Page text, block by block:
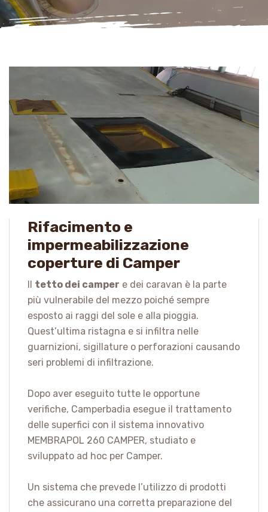
Rifacimento e
impermeabilizzazione
coperture di Camper
Il tetto dei camper e dei caravan è la parte
più vulnerabile del mezzo poiché sempre
esposto ai raggi del sole e alla pioggia.
Quest’ultima ristagna e si infiltra nelle
guarnizioni, sigillature o perforazioni causando
seri problemi di infiltrazione.
Dopo aver eseguito tutte le opportune
verifiche, Camperbadia esegue il trattamento
delle superfici con il sistema innovativo
MEMBRAPOL 260 CAMPER, studiato e
sviluppato ad hoc per Camper.
Un sistema che prevede l’utilizzo di prodotti
che assicurano una corretta preparazione del